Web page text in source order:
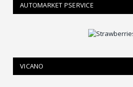
AUTOMARKET PSERVICE
VICANO